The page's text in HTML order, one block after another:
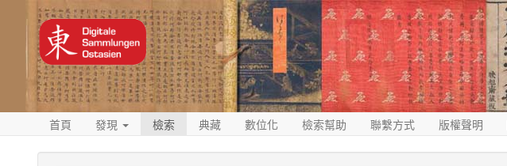
首頁 發現 檢索 典藏 數位化 檢索幫助 聯繫方式 版權聲明